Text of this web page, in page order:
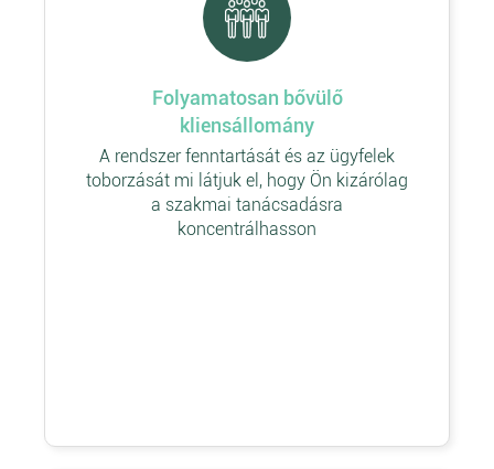
Folyamatosan bővülő
kliensállomány
A rendszer fenntartását és az ügyfelek
toborzását mi látjuk el, hogy Ön kizárólag
a szakmai tanácsadásra
koncentrálhasson